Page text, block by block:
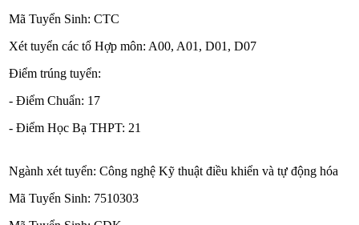
Mã Tuyển Sinh: CTC
Xét tuyển các tổ Hợp môn: A00, A01, D01, D07
Điểm trúng tuyển:
- Điểm Chuẩn: 17
- Điểm Học Bạ THPT: 21
Ngành xét tuyển: Công nghệ Kỹ thuật điều khiển và tự động hóa
Mã Tuyển Sinh: 7510303